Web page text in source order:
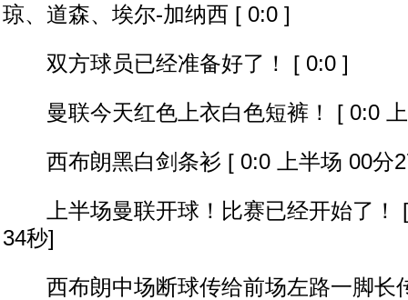
琼、道森、埃尔-加纳西 [ 0:0 ]
双方球员已经准备好了！ [ 0:0 ]
曼联今天红色上衣白色短裤！ [ 0:0 上
西布朗黑白剑条衫 [ 0:0 上半场 00分
上半场曼联开球！比赛已经开始了！ [
34秒]
西布朗中场断球传给前场左路一脚长